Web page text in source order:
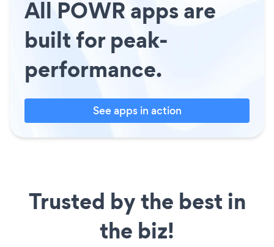
All POWR apps are
built for peak-
performance.
See apps in action
Trusted by the best in
the biz!